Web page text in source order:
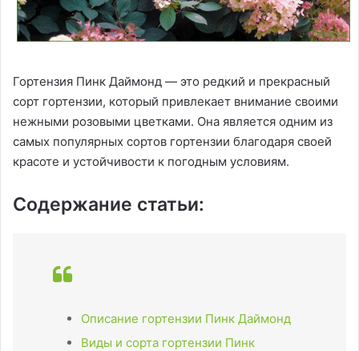
Гортензия Пинк Даймонд — это редкий и прекрасный
сорт гортензии, который привлекает внимание своими
нежными розовыми цветками. Она является одним из
самых популярных сортов гортензии благодаря своей
красоте и устойчивости к погодным условиям.
Содержание статьи:
Описание гортензии Пинк Даймонд
Виды и сорта гортензии Пинк